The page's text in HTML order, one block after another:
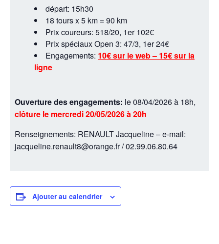
départ: 15h30
18 tours x 5 km = 90 km
Prix coureurs: 518/20, 1er 102€
Prix spéciaux Open 3: 47/3, 1er 24€
Engagements: 10€ sur le web – 15€ sur la
ligne
Ouverture des engagements: le 08/04/2026 à 18h,
clôture le mercredi 20/05/2026 à 20h
Renseignements: RENAULT Jacqueline – e-mail:
jacqueline.renault8@orange.fr / 02.99.06.80.64
Ajouter au calendrier